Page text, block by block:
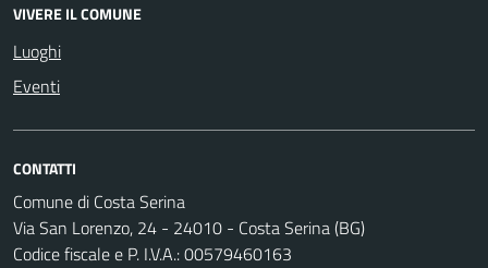
VIVERE IL COMUNE
Luoghi
Eventi
CONTATTI
Comune di Costa Serina
Via San Lorenzo, 24 - 24010 - Costa Serina (BG)
Codice fiscale e P. I.V.A.: 00579460163